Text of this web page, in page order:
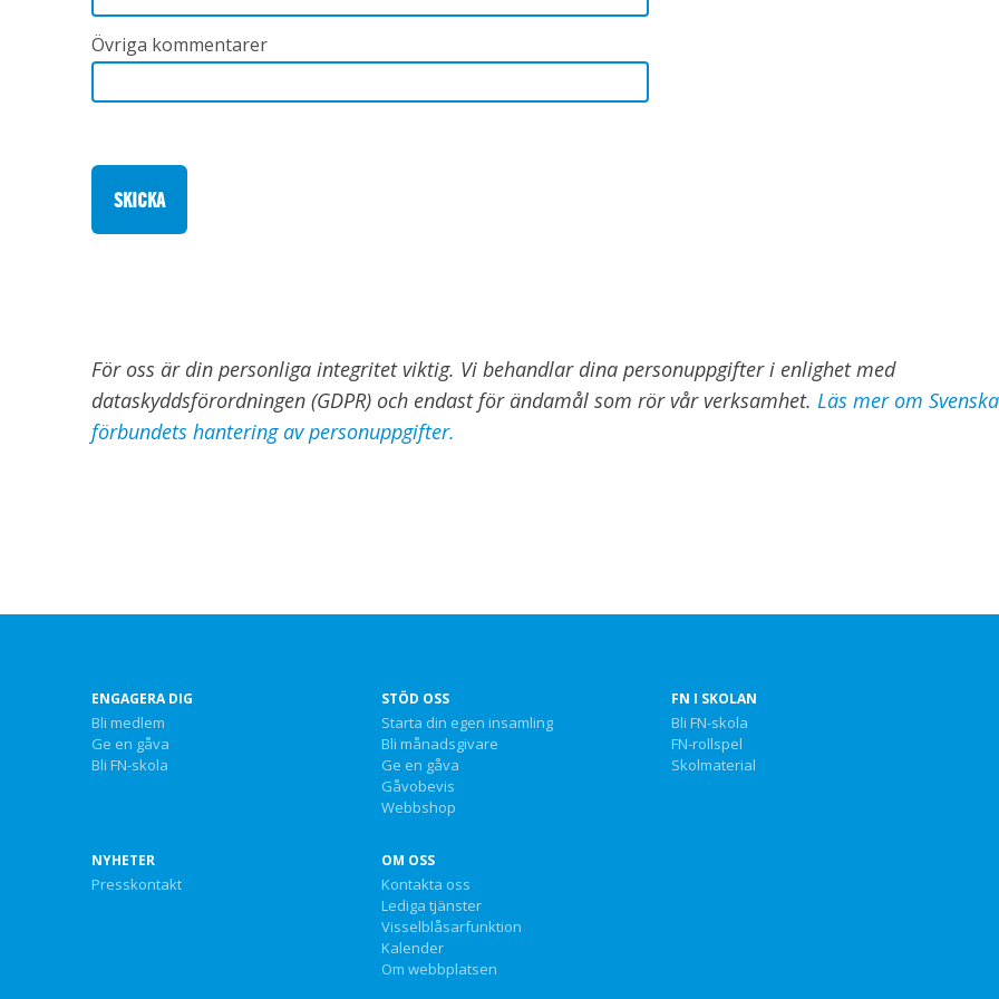
Övriga kommentarer
För oss är din personliga integritet viktig. Vi behandlar dina personuppgifter i enlighet med
dataskyddsförordningen (GDPR) och endast för ändamål som rör vår verksamhet. Läs mer om
förbundets hantering av personuppgifter.
ENGAGERA DIG
Bli medlem
Ge en gåva
Bli FN-skola
STÖD OSS
Starta din egen insamling
Bli månadsgivare
Ge en gåva
Gåvobevis
Webbshop
FN I SKOLAN
Bli FN-skola
FN-rollspel
Skolmaterial
NYHETER
Presskontakt
OM OSS
Kontakta oss
Lediga tjänster
Visselblåsarfunktion
Kalender
Om webbplatsen